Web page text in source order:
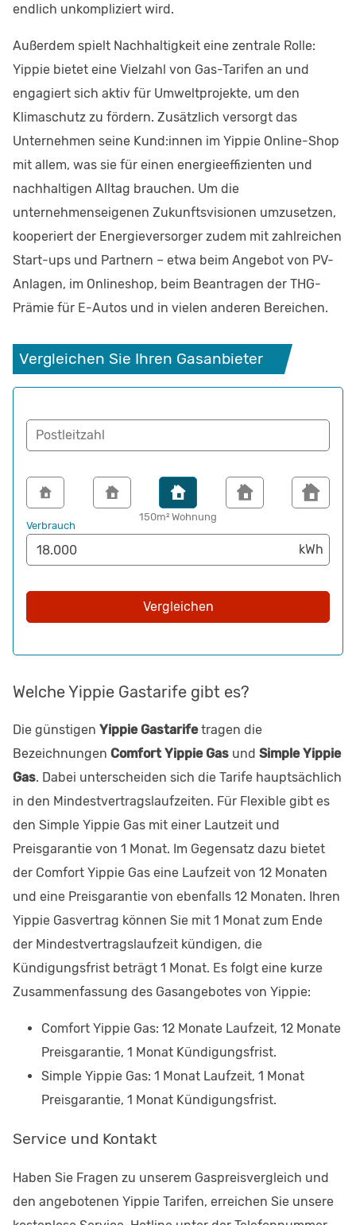
endlich unkompliziert wird.
Außerdem spielt Nachhaltigkeit eine zentrale Rolle:
Yippie bietet eine Vielzahl von Gas-Tarifen an und
engagiert sich aktiv für Umweltprojekte, um den
Klimaschutz zu fördern. Zusätzlich versorgt das
Unternehmen seine Kund:innen im Yippie Online-Shop
mit allem, was sie für einen energieeffizienten und
nachhaltigen Alltag brauchen. Um die
unternehmenseigenen Zukunftsvisionen umzusetzen,
kooperiert der Energieversorger zudem mit zahlreichen
Start-ups und Partnern – etwa beim Angebot von PV-
Anlagen, im Onlineshop, beim Beantragen der THG-
Prämie für E-Autos und in vielen anderen Bereichen.
Vergleichen Sie Ihren Gasanbieter
Postleitzahl
150m² Wohnung
Verbrauch
Vergleichen
Welche Yippie Gastarife gibt es?
Die günstigen Yippie Gastarifetragen die
Bezeichnungen Comfort Yippie Gas und Simple Yippie
Gas. Dabei unterscheiden sich die Tarife hauptsächlich
in den Mindestvertragslaufzeiten. Für Flexible gibt es
den Simple Yippie Gas mit einer Lautzeit und
Preisgarantie von 1 Monat. Im Gegensatz dazu bietet
der Comfort Yippie Gas eine Laufzeit von 12 Monaten
und eine Preisgarantie von ebenfalls 12 Monaten. Ihren
Yippie Gasvertrag können Sie mit 1 Monat zum Ende
der Mindestvertragslaufzeit kündigen, die
Kündigungsfrist beträgt 1 Monat. Es folgt eine kurze
Zusammenfassung des Gasangebotes von Yippie:
Comfort Yippie Gas: 12 Monate Laufzeit, 12 Monate
Preisgarantie, 1 Monat Kündigungsfrist.
Simple Yippie Gas: 1 Monat Laufzeit, 1 Monat
Preisgarantie, 1 Monat Kündigungsfrist.
Service und Kontakt
Haben Sie Fragen zu unserem Gaspreisvergleich und
den angebotenen Yippie Tarifen, erreichen Sie unsere